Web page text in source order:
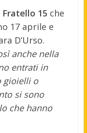
Fratello 15 che
17 aprile e
D’Urso.
anche nella
entrati in
gioielli o
si sono
che hanno